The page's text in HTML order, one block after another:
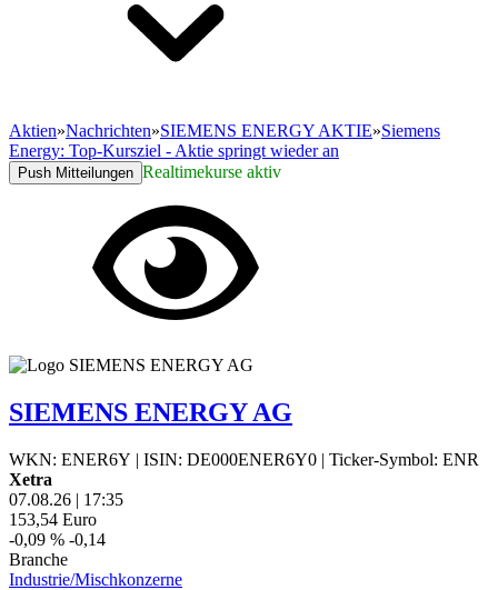
Aktien»Nachrichten»SIEMENS ENERGY AKTIE»Siemens
Energy: Top-Kursziel - Aktie springt wieder an
Push Mitteilungen Realtimekurse aktiv
SIEMENS ENERGY AG
WKN: ENER6Y | ISIN: DE000ENER6Y0 | Ticker-Symbol: ENR
Xetra
07.08.26 | 17:35
153,54 Euro
-0,09 % -0,14
Branche
Industrie/Mischkonzerne